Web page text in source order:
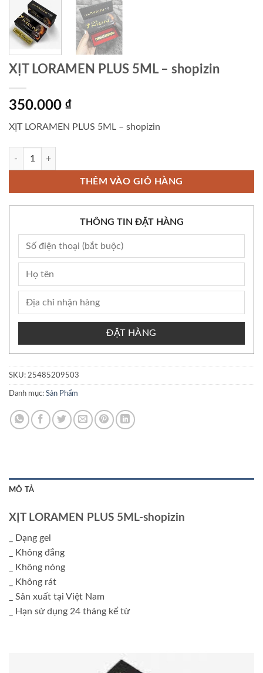
XỊT LORAMEN PLUS 5ML – shopizin
350.000 ₫
XỊT LORAMEN PLUS 5ML – shopizin
XỊT LORAMEN PLUS 5ML - shopizin số lượng
THÊM VÀO GIỎ HÀNG
THÔNG TIN ĐẶT HÀNG
ĐẶT HÀNG
SKU: 25485209503
Danh mục: Sản Phẩm
MÔ TẢ
XỊT LORAMEN PLUS 5ML-shopizin
_ Dạng gel
_ Không đắng
_ Không nóng
_ Không rát
_ Sản xuất tại Việt Nam
_ Hạn sử dụng 24 tháng kể từ